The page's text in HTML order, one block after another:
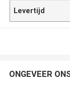
Levertijd
ONGEVEER